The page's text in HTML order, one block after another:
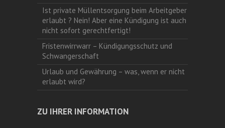
Ist private Müllentsorgung beim Arbeitgeber
erlaubt ? Nein! Aber eine Kündigung ist auch
nicht sofort gerechtfertigt!
Fristenwirrwarr – Kündigungsschutz und
Schwangerschaft
Urlaub und Gewährung – was, wenn er nicht
erlaubt wird?
ZU IHRER INFORMATION